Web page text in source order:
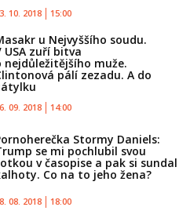
10. 2018 15:00
u Nejvyššího soudu.
USA zuří bitva
nejdůležitějšího muže.
pálí zezadu. A do
09. 2018 14:00
Stormy Daniels:
se mi pochlubil svou
v časopise a pak si sundal
Co na to jeho žena?
08. 2018 18:00